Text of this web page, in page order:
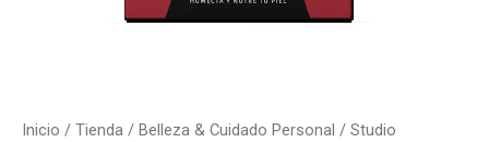
Inicio / Tienda / Belleza & Cuidado Personal / Studio